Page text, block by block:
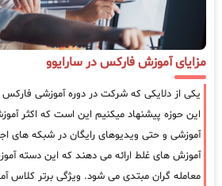
مزایای آموزش فارکس در سارایوو
یکی از دلایکی که شرکت در دوره آموزشی فارکس
این حوزه پیشنهاد میکنیم این است که اکثر
آموزشی و حتی ویدیوهای رایگان در شبکه های
آموزش های غلط ارائه می دهند که این دسته
معامله گران مبتدی می شود. ویژگی برتر کلاس